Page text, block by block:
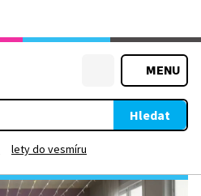
MENU
Hledat
lety do vesmíru